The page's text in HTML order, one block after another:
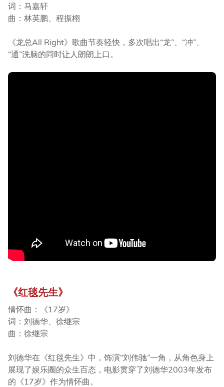
词：马嘉轩
曲：林英鹏、程振栩
《龙总All Right》歌曲节奏轻快，多次唱出“龙”、“冲”、
“通”洗脑的同时让人朗朗上口。
《红毯先生》
情怀曲：《17岁》
词：刘德华、徐继宗
曲：徐继宗
刘德华在《红毯先生》中，饰演“刘伟驰”一角，从角色身上
展现了娱乐圈的众生百态，电影贯穿了刘德华2003年发布
的《17岁》作为情怀曲。